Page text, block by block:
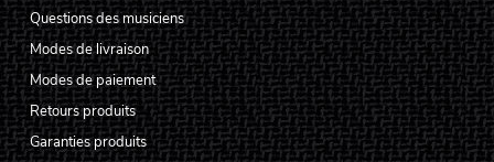
Questions des musiciens
Modes de livraison
Modes de paiement
Retours produits
Garanties produits